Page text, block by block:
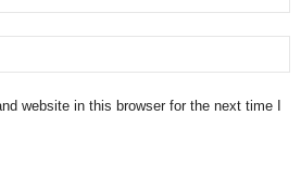
website in this browser for the next time I